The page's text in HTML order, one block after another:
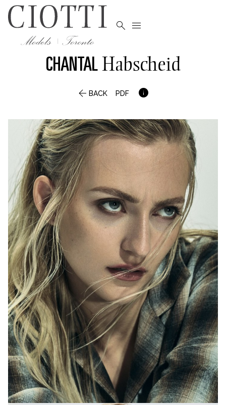
 
CHANTAL Habscheid
 BACK PDF 